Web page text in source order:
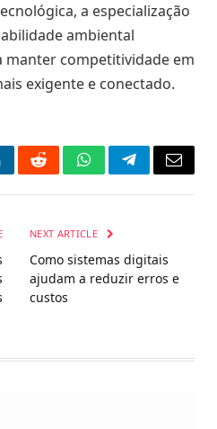
a especialização
ambiental
manter competitividade em
exigente e conectado.
RedditWhatsAppTelegramEmail
NEXT ARTICLE
Como sistemas digitais
ajudam a reduzir erros e
custos